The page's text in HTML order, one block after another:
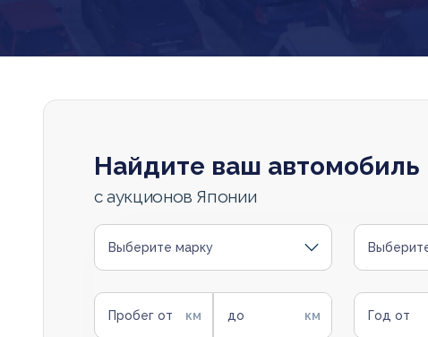
Найдите ваш автомобиль
с аукционов Японии
Выберите марку
Пробег от до Год от